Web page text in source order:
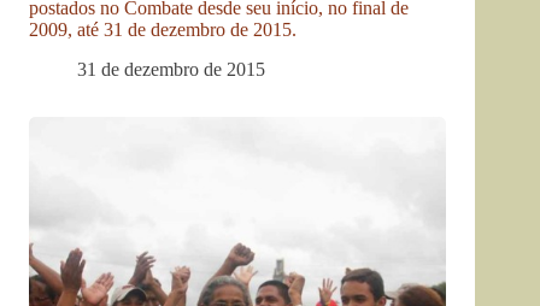
postados no Combate desde seu início, no final de
2009, até 31 de dezembro de 2015.
31 de dezembro de 2015